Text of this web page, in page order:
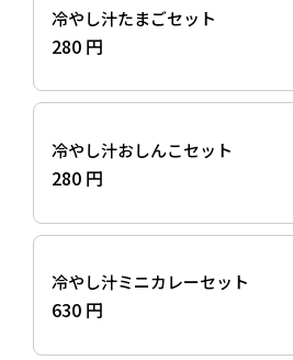
冷やし汁たまごセット
280 円
冷やし汁おしんこセット
280 円
冷やし汁ミニカレーセット
630 円